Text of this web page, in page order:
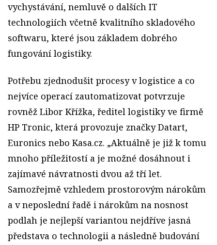
vychystávání, nemluvě o dalších IT
technologiích včetně kvalitního skladového
softwaru, které jsou základem dobrého
fungování logistiky.
Potřebu zjednodušit procesy v logistice a co
nejvíce operací zautomatizovat potvrzuje
rovněž Libor Křížka, ředitel logistiky ve firmě
HP Tronic, která provozuje značky Datart,
Euronics nebo Kasa.cz. „Aktuálně je již k tomu
mnoho příležitostí a je možné dosáhnout i
zajímavé návratnosti dvou až tří let.
Samozřejmě vzhledem prostorovým nárokům
a v neposlední řadě i nárokům na nosnost
podlah je nejlepší variantou nejdříve jasná
představa o technologii a následně budování